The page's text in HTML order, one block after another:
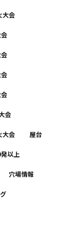
大会
会
大会 屋台
以上
穴場情報